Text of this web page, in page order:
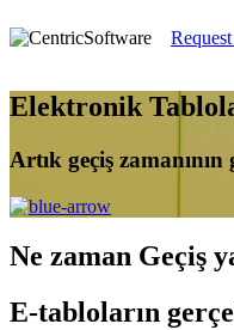
Elektronik
Artık geçiş zamanının
Ne zaman Geçiş
E-tabloların